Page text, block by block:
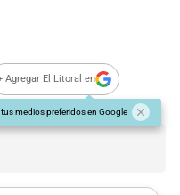
Agregar El Litoral en
tus medios preferidos en Google